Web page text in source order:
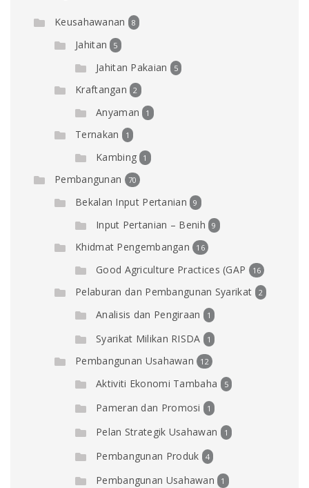
Keusahawanan 8
Jahitan 5
Jahitan Pakaian 5
Kraftangan 2
Anyaman 1
Ternakan 1
Kambing 1
Pembangunan 70
Bekalan Input Pertanian 9
Input Pertanian – Benih 9
Khidmat Pengembangan 16
Good Agriculture Practices (GAP 16
Pelaburan dan Pembangunan Syarikat 2
Analisis dan Pengiraan 1
Syarikat Milikan RISDA 1
Pembangunan Usahawan 12
Aktiviti Ekonomi Tambaha 5
Pameran dan Promosi 1
Pelan Strategik Usahawan 1
Pembangunan Produk 4
Pembangunan Usahawan 1